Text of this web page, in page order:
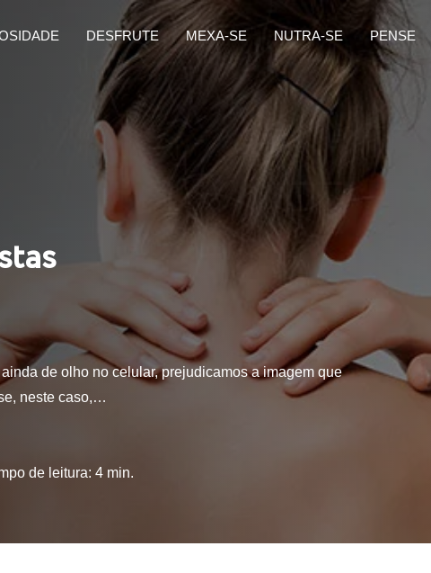
DESFRUTE MEXA-SE NUTRA-SE PENSE
de olho no celular, prejudicamos a imagem que
neste caso,…
de leitura: 4 min.